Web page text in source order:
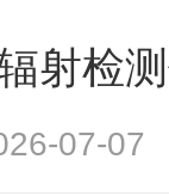
射检
07-